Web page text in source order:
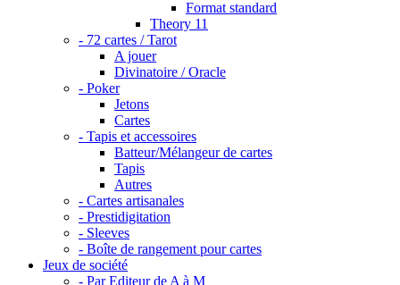
Format standard
Theory 11
- 72 cartes / Tarot
A jouer
Divinatoire / Oracle
- Poker
Jetons
Cartes
- Tapis et accessoires
Batteur/Mélangeur de cartes
Tapis
Autres
- Cartes artisanales
- Prestidigitation
- Sleeves
- Boîte de rangement pour cartes
Jeux de société
- Par Editeur de A à M